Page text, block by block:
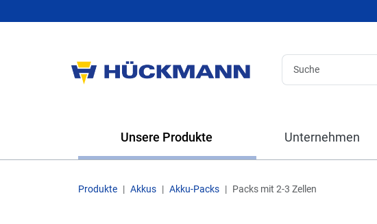
Unsere Produkte Unternehmen
Produkte Akkus Akku-Packs Packs mit 2-3 Zellen